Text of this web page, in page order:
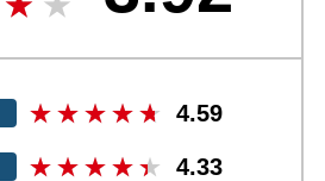
4.59
4.33